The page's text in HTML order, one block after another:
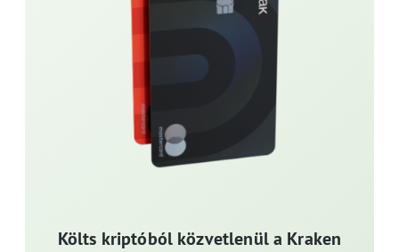
Költs kriptóból közvetlenül a Kraken